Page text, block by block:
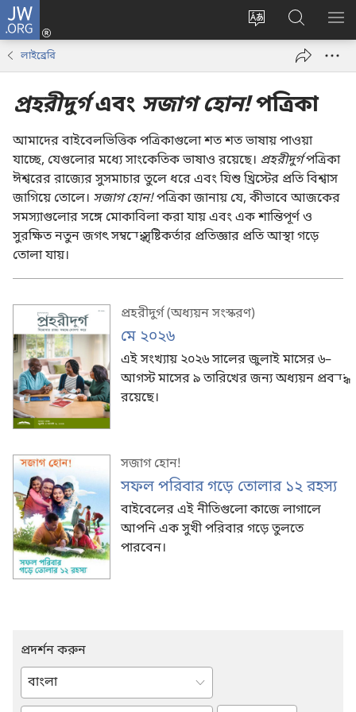
JW.ORG
ওয়েবসাইটের
পরিবর্তন
করুন
লগ
ইন
JW.ORG
ওয়েবসাইট
অনুসন্ধান
মেনু
লাইব্রেরি
প্রহরীদুর্গএবং সজাগ হোন!পত্রিকা
আমাদের বাইবেলভিত্তিক পত্রিকাগুলো শত শত ভাষায় পাওয়া
যাচ্ছে, যেগুলোর মধ্যে সাংকেতিক ভাষাও রয়েছে। প্রহরীদুর্গপত্রিকা
ঈশ্বরের রাজ্যের সুসমাচার তুলে ধরে এবং যিশু খ্রিস্টের প্রতি বিশ্বাস
জাগিয়ে তোলে। সজাগ হোন!পত্রিকা জানায় যে, কীভাবে আজকের
সমস্যাগুলোর সঙ্গে মোকাবিলা করা যায় এবং এক শান্তিপূর্ণ ও
সুরক্ষিত নতুন জগৎ সম্বন্ধে সৃষ্টিকর্তার প্রতিজ্ঞার প্রতি আস্থা গড়ে
তোলা যায়।
প্রহরীদুর্গ (অধ্যয়ন সংস্করণ)
মে ২০২৬
এই সংখ্যায় ২০২৬ সালের জুলাই মাসের ৬–
আগস্ট মাসের ৯ তারিখের জন্য অধ্যয়ন প্রবন্ধ
রয়েছে।
সজাগ হোন!
সফল পরিবার গড়ে তোলার ১২ রহস্য
বাইবেলের এই নীতিগুলো কাজে লাগালে
আপনি এক সুখী পরিবার গড়ে তুলতে
পারবেন।
প্রদর্শন করুন
একটা